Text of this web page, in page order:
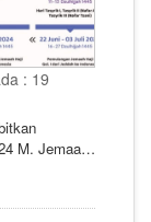
: 19
M. Jemaah
Saudi
(Dirjen